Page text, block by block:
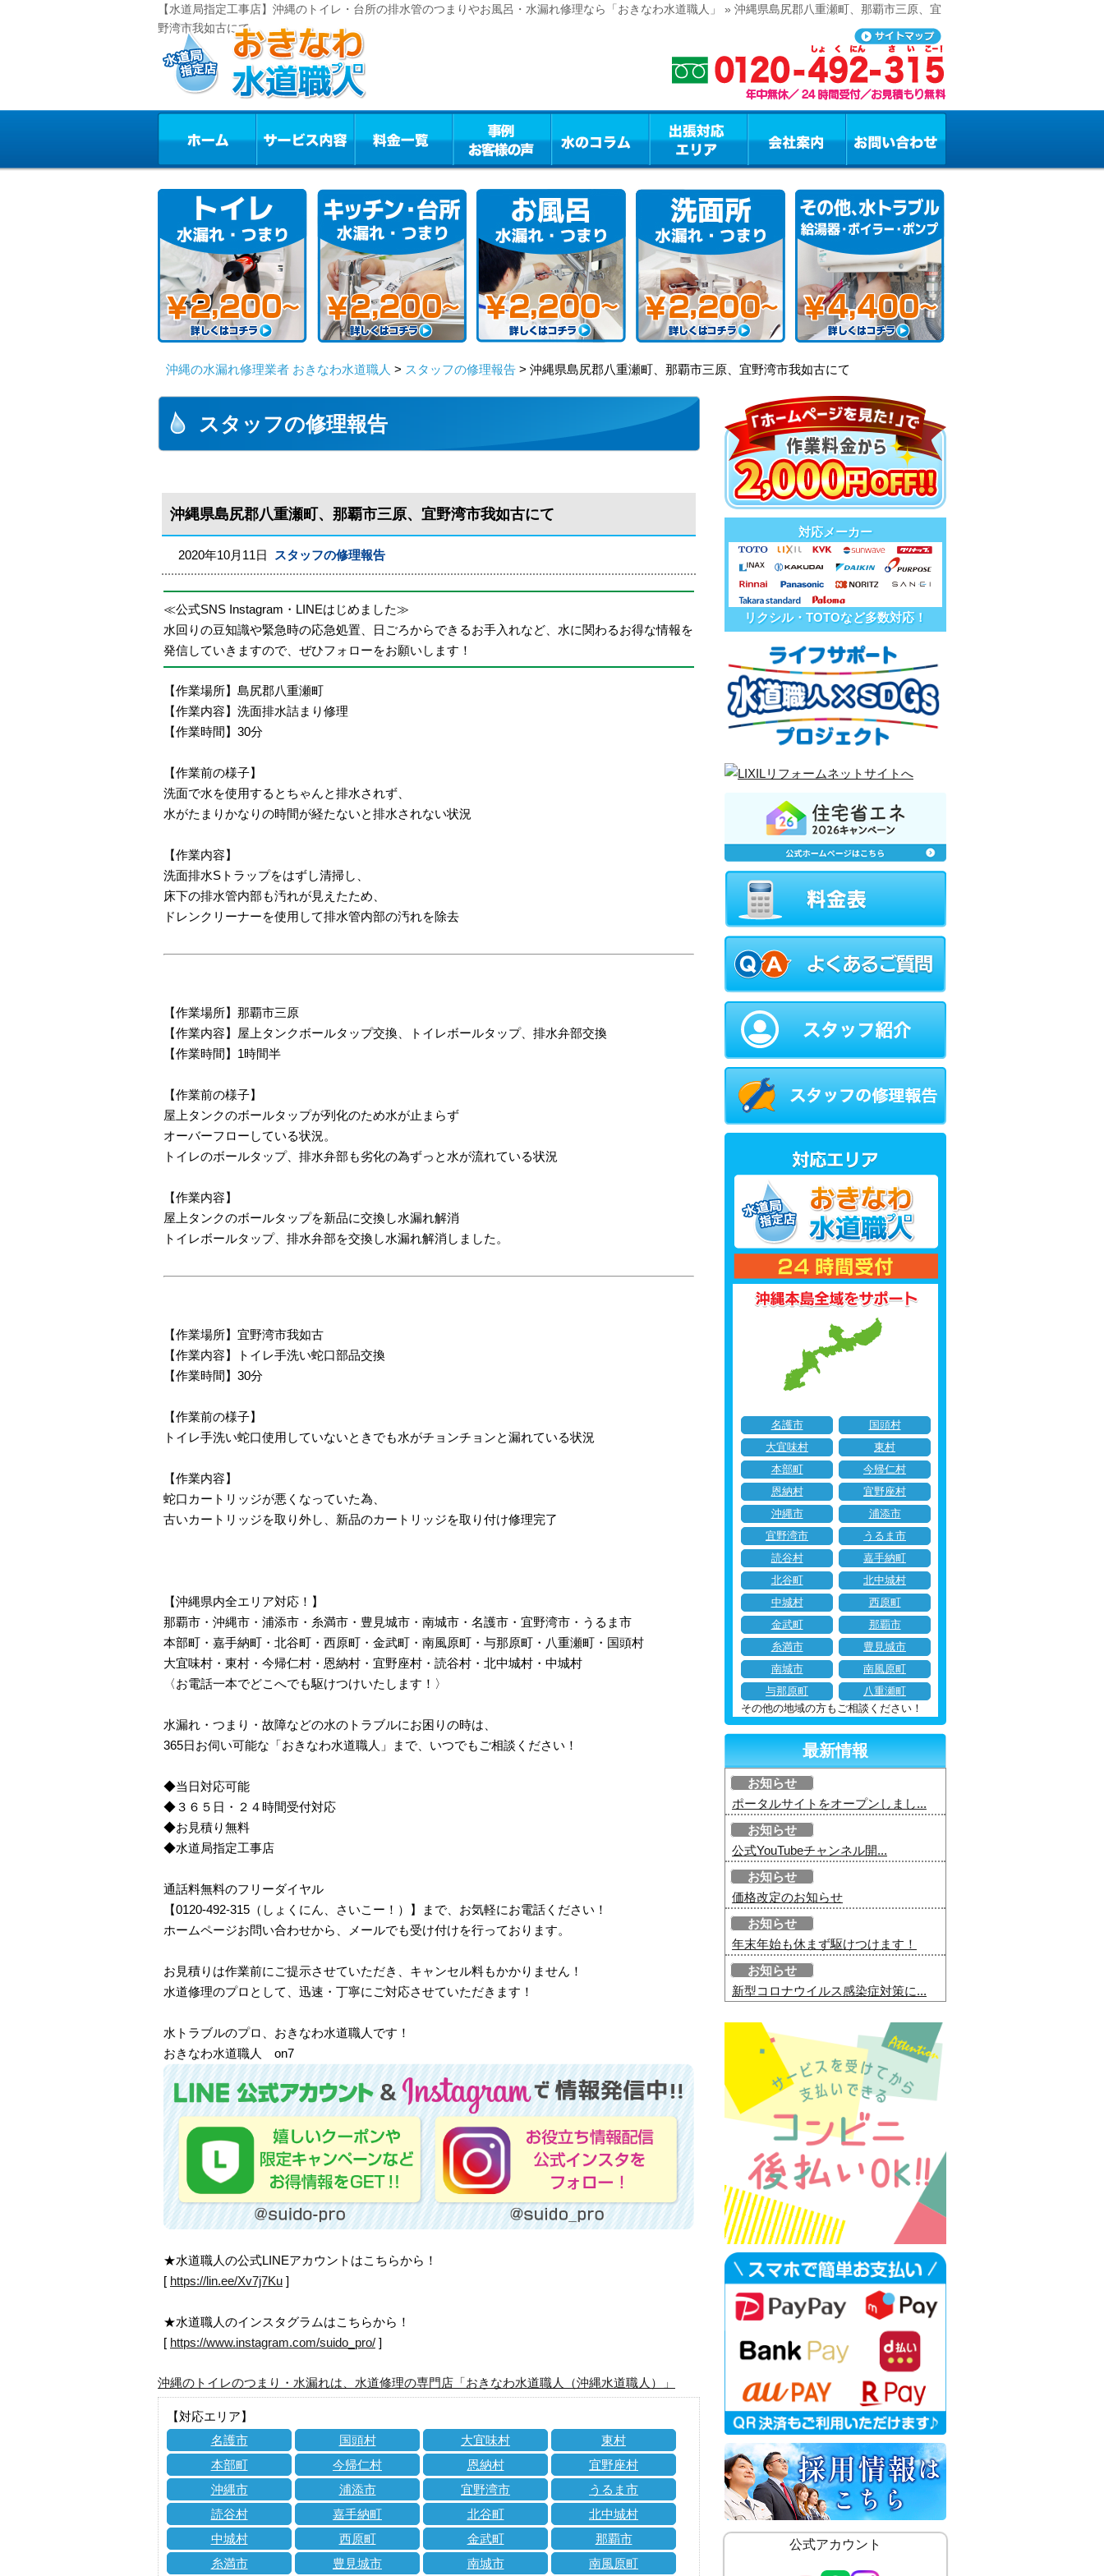
【水道局指定工事店】沖縄のトイレ・台所の排水管のつまりやお風呂・水漏れ修理なら「おきなわ水道職人」 » 沖縄県島尻郡八重瀬町、那覇市三原、宜
野湾市我如古にて
沖縄の水漏れ修理業者 おきなわ水道職人 > スタッフの修理報告 > 沖縄県島尻郡八重瀬町、那覇市三原、宜野湾市我如古にて
スタッフの修理報告
沖縄県島尻郡八重瀬町、那覇市三原、宜野湾市我如古にて
2020年10月11日 スタッフの修理報告
≪公式SNS Instagram・LINEはじめました≫
水回りの豆知識や緊急時の応急処置、日ごろからできるお手入れなど、水に関わるお得な情報を
発信していきますので、ぜひフォローをお願いします！
【作業場所】島尻郡八重瀬町
【作業内容】洗面排水詰まり修理
【作業時間】30分
【作業前の様子】
洗面で水を使用するとちゃんと排水されず、
水がたまりかなりの時間が経たないと排水されない状況
【作業内容】
洗面排水Sトラップをはずし清掃し、
床下の排水管内部も汚れが見えたため、
ドレンクリーナーを使用して排水管内部の汚れを除去
【作業場所】那覇市三原
【作業内容】屋上タンクボールタップ交換、トイレボールタップ、排水弁部交換
【作業時間】1時間半
【作業前の様子】
屋上タンクのボールタップが列化のため水が止まらず
オーバーフローしている状況。
トイレのボールタップ、排水弁部も劣化の為ずっと水が流れている状況
【作業内容】
屋上タンクのボールタップを新品に交換し水漏れ解消
トイレボールタップ、排水弁部を交換し水漏れ解消しました。
【作業場所】宜野湾市我如古
【作業内容】トイレ手洗い蛇口部品交換
【作業時間】30分
【作業前の様子】
トイレ手洗い蛇口使用していないときでも水がチョンチョンと漏れている状況
【作業内容】
蛇口カートリッジが悪くなっていた為、
古いカートリッジを取り外し、新品のカートリッジを取り付け修理完了
【沖縄県内全エリア対応！】
那覇市・沖縄市・浦添市・糸満市・豊見城市・南城市・名護市・宜野湾市・うるま市
本部町・嘉手納町・北谷町・西原町・金武町・南風原町・与那原町・八重瀬町・国頭村
大宜味村・東村・今帰仁村・恩納村・宜野座村・読谷村・北中城村・中城村
〈お電話一本でどこへでも駆けつけいたします！〉
水漏れ・つまり・故障などの水のトラブルにお困りの時は、
365日お伺い可能な「おきなわ水道職人」まで、いつでもご相談ください！
◆当日対応可能
◆３６５日・２４時間受付対応
◆お見積り無料
◆水道局指定工事店
通話料無料のフリーダイヤル
【0120-492-315（しょくにん、さいこー！）】まで、お気軽にお電話ください！
ホームページお問い合わせから、メールでも受け付けを行っております。
お見積りは作業前にご提示させていただき、キャンセル料もかかりません！
水道修理のプロとして、迅速・丁寧にご対応させていただきます！
水トラブルのプロ、おきなわ水道職人です！
おきなわ水道職人 on7
★水道職人の公式LINEアカウントはこちらから！
[ https://lin.ee/Xv7j7Ku ]
★水道職人のインスタグラムはこちらから！
[ https://www.instagram.com/suido_pro/ ]
沖縄のトイレのつまり・水漏れは、水道修理の専門店「おきなわ水道職人（沖縄水道職人）」
【対応エリア】
名護市
国頭村 大宜味村
東村
本部町
今帰仁村 恩納村
宜野座村
沖縄市
浦添市 宜野湾市
うるま市
読谷村
嘉手納町 北谷町
北中城村
中城村
西原町 金武町
那覇市
糸満市
豊見城市 南城市 南風原町
対応メーカー
リクシル・TOTOなど多数対応！
名護市
国頭村
大宜味村
東村
本部町
今帰仁村
恩納村
宜野座村
沖縄市
浦添市
宜野湾市
うるま市
読谷村
嘉手納町
北谷町
北中城村
中城村
西原町
金武町
那覇市
糸満市
豊見城市
南城市
南風原町
与那原町
八重瀬町
その他の地域の方もご相談ください！
最新情報
お知らせ
ポータルサイトをオープンしまし...
お知らせ
公式YouTubeチャンネル開...
お知らせ
価格改定のお知らせ
お知らせ
年末年始も休まず駆けつけます！
お知らせ
新型コロナウイルス感染症対策に...
公式アカウント